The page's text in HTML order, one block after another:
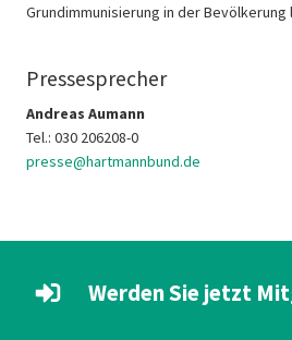
Grundimmunisierung in der Bevölkerung
Pressesprecher
Andreas Aumann
Tel.: 030 206208-0
presse@hartmannbund.de
Werden Sie jetzt